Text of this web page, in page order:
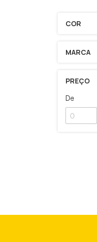
COR
MARCA
PREÇO
De